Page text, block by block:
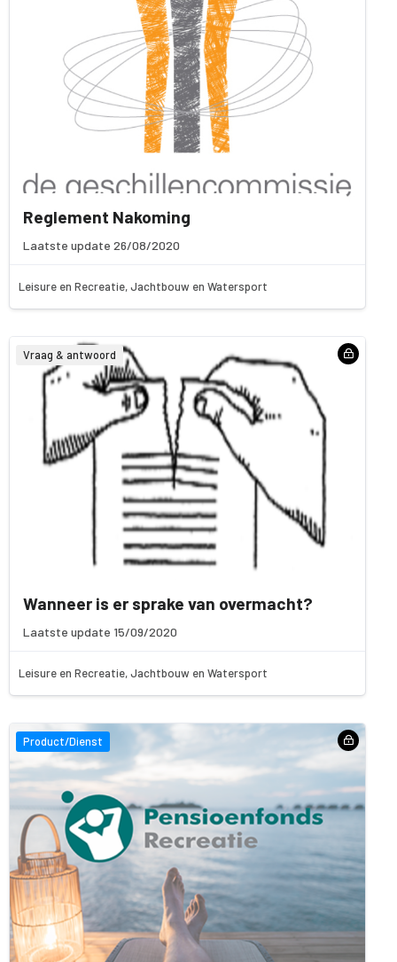
Reglement Nakoming
Laatste update 26/08/2020
Leisure en Recreatie, Jachtbouw en Watersport
Vraag & antwoord
Wanneer is er sprake van overmacht?
Laatste update 15/09/2020
Leisure en Recreatie, Jachtbouw en Watersport
Product/Dienst